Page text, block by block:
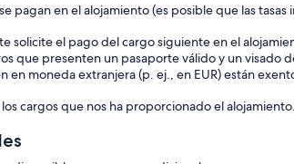
pagan en el alojamiento (es posible que las
solicite el pago del cargo siguiente en el
que presenten un pasaporte válido y un
en moneda extranjera (p. ej., en EUR) están
cargos que nos ha proporcionado el alojamiento.